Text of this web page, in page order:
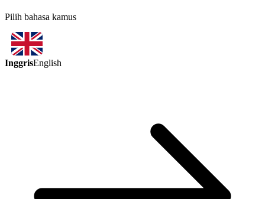
Pilih bahasa kamus
InggrisEnglish